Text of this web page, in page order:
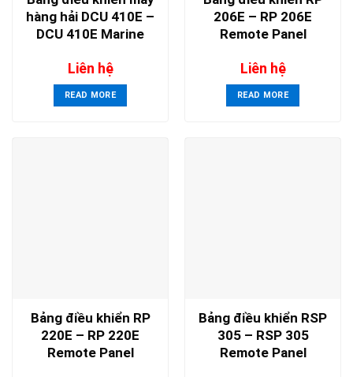
hàng hải DCU 410E –
DCU 410E Marine
Liên hệ
READ MORE
206E – RP 206E
Remote Panel
Liên hệ
READ MORE
Bảng điều khiển RP
220E – RP 220E
Remote Panel
Bảng điều khiển RSP
305 – RSP 305
Remote Panel